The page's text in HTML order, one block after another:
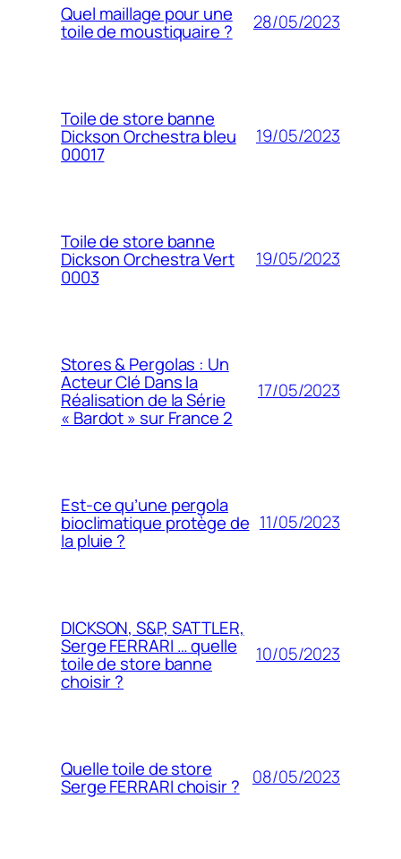
Quel maillage pour une
toile de moustiquaire ? 28/05/2023
Toile de store banne
Dickson Orchestra bleu
00017
19/05/2023
Toile de store banne
Dickson Orchestra Vert
0003
19/05/2023
Stores & Pergolas : Un
Acteur Clé Dans la
Réalisation de la Série
« Bardot » sur France 2
17/05/2023
Est-ce qu’une pergola
bioclimatique protège de
la pluie ?
11/05/2023
DICKSON, S&P, SATTLER,
Serge FERRARI … quelle
toile de store banne
choisir ?
10/05/2023
Quelle toile de store
Serge FERRARI choisir ? 08/05/2023